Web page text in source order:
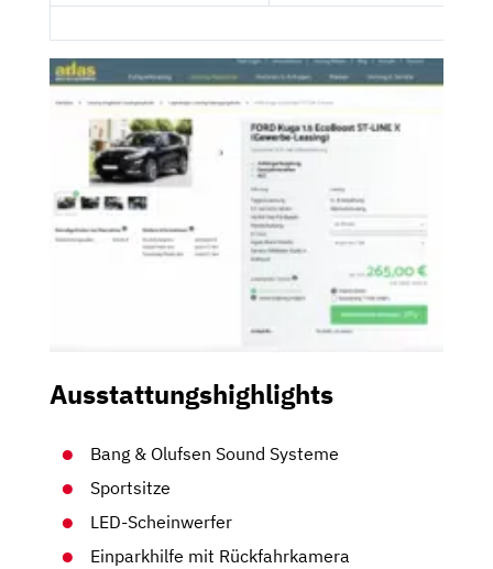
Ausstattungshighlights
Bang & Olufsen Sound Systeme
Sportsitze
LED-Scheinwerfer
Einparkhilfe mit Rückfahrkamera